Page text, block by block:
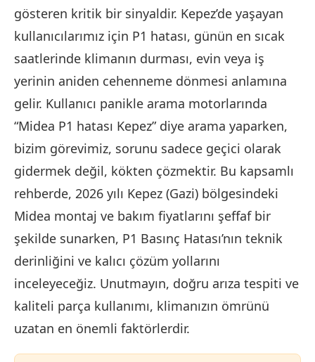
gösteren kritik bir sinyaldir. Kepez’de yaşayan
kullanıcılarımız için P1 hatası, günün en sıcak
saatlerinde klimanın durması, evin veya iş
yerinin aniden cehenneme dönmesi anlamına
gelir. Kullanıcı panikle arama motorlarında
“Midea P1 hatası Kepez” diye arama yaparken,
bizim görevimiz, sorunu sadece geçici olarak
gidermek değil, kökten çözmektir. Bu kapsamlı
rehberde, 2026 yılı Kepez (Gazi) bölgesindeki
Midea montaj ve bakım fiyatlarını şeffaf bir
şekilde sunarken, P1 Basınç Hatası’nın teknik
derinliğini ve kalıcı çözüm yollarını
inceleyeceğiz. Unutmayın, doğru arıza tespiti ve
kaliteli parça kullanımı, klimanızın ömrünü
uzatan en önemli faktörlerdir.